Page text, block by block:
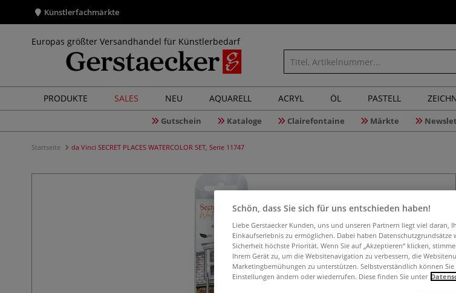
Künstlerfachmärkte
Europas größter Versandhandel für Künstlerbedarf
PRODUKTE SALES NEU AQUARELL ACRYL ÖL PASTELL
Gutschein Kataloge Clairefontaine Märkte
Startseite da Vinci SECRET PLACES WATERCOLOR SET, Serie 11747
Schön, dass Sie sich für uns entschieden haben!
Liebe Gerstaecker Kunden, uns und unseren Partnern liegt viel daran,
Einkaufserlebnis zu ermöglichen. Dabei haben Datenschutzgrundsätze
Sicherheit höchste Priorität. Wenn Sie auf „Akzeptieren“ klicken,
Ihrem Gerät zu, um die Websitenavigation zu verbessern, die
Marketingbemühungen zu unterstützen. Selbstverständlich können
Einstellungen ändern oder wiederrufen. Diese finden Sie unter